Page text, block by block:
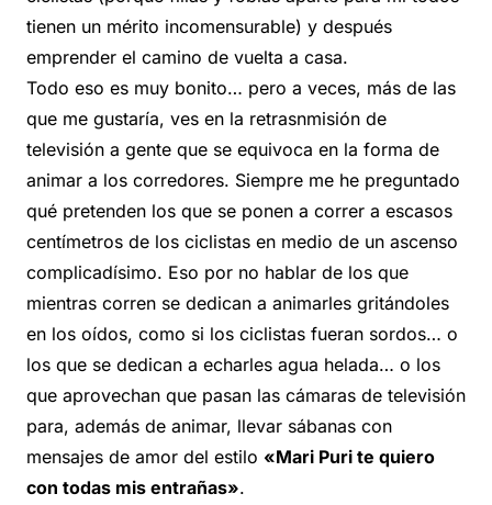
tienen un mérito incomensurable) y después
emprender el camino de vuelta a casa.
Todo eso es muy bonito… pero a veces, más de las
que me gustaría, ves en la retrasnmisión de
televisión a gente que se equivoca en la forma de
animar a los corredores. Siempre me he preguntado
qué pretenden los que se ponen a correr a escasos
centímetros de los ciclistas en medio de un ascenso
complicadísimo. Eso por no hablar de los que
mientras corren se dedican a animarles gritándoles
en los oídos, como si los ciclistas fueran sordos… o
los que se dedican a echarles agua helada… o los
que aprovechan que pasan las cámaras de televisión
para, además de animar, llevar sábanas con
mensajes de amor del estilo «Mari Puri te quiero
con todas mis entrañas».